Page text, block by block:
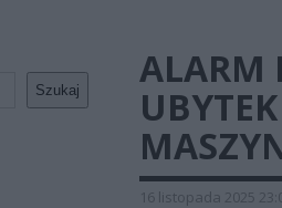
Szukaj
ALARM
16 listopada 2025